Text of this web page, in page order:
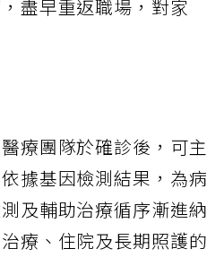
盡早重返職場，對家
療團隊於確診後，可主
據基因檢測結果，為病
及輔助治療循序漸進納
療、住院及長期照護的